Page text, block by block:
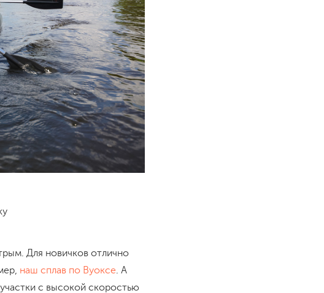
Для новичков отлично
наш сплав по Вуоксе. А
с высокой скоростью